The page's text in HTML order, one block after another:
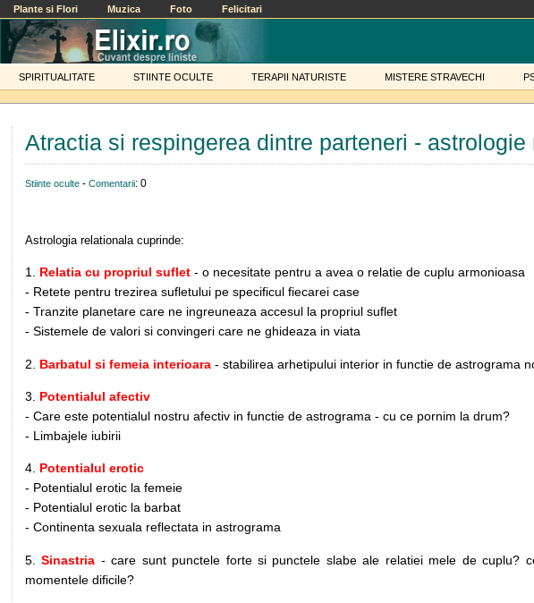
Plante si Flori Muzica Foto Felicitari
SPIRITUALITATE STIINTE OCULTE TERAPII NATURISTE MISTERE STRAVECHI
Atractia si respingerea dintre parteneri - astrologie
Stiinte oculte- Comentarii: 0
Astrologia relationala cuprinde:
1. Relatia cu propriul suflet- o necesitate pentru a avea o relatie de cuplu armonioasa
- Retete pentru trezirea sufletului pe specificul fiecarei case
- Tranzite planetare care ne ingreuneaza accesul la propriul suflet
- Sistemele de valori si convingeri care ne ghideaza in viata
2. Barbatul si femeia interioara- stabilirea arhetipului interior in functie de astrograma
3. Potentialul afectiv
- Care este potentialul nostru afectiv in functie de astrograma - cu ce pornim la drum?
- Limbajele iubirii
4. Potentialul erotic
- Potentialul erotic la femeie
- Potentialul erotic la barbat
- Continenta sexuala reflectata in astrograma
5.Sinastria - care sunt punctele forte si punctele slabe ale relatiei mele de cuplu?
momentele dificile?